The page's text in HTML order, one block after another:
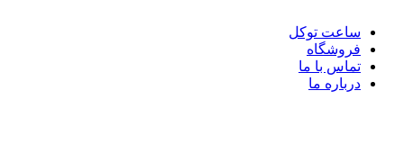
ساعت توکل
فروشگاه
تماس با ما
درباره ما